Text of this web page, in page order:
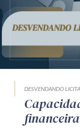
DESVENDANDO
financeira